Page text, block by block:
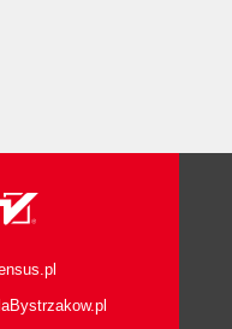
data model
the front
Pattern
a